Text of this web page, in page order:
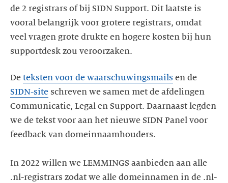
de 2 registrars of bij SIDN Support. Dit laatste is
vooral belangrijk voor grotere registrars, omdat
veel vragen grote drukte en hogere kosten bij hun
supportdesk zou veroorzaken.
De teksten voor de waarschuwingsmails en de
SIDN-site schreven we samen met de afdelingen
Communicatie, Legal en Support. Daarnaast legden
we de tekst voor aan het nieuwe SIDN Panel voor
feedback van domeinnaamhouders.
In 2022 willen we LEMMINGS aanbieden aan alle
.nl-registrars zodat we alle domeinnamen in de .nl-